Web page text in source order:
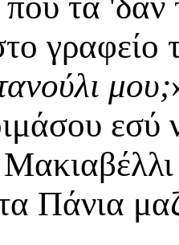
μου;
εσύ
Πάνια